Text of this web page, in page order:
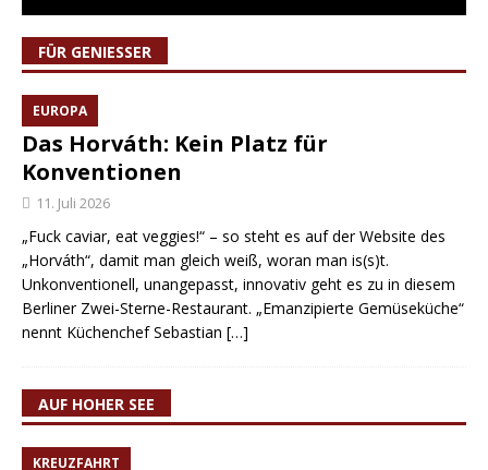
FÜR GENIESSER
EUROPA
Das Horváth: Kein Platz für
Konventionen
11. Juli 2026
„Fuck caviar, eat veggies!“ – so steht es auf der Website des
„Horváth“, damit man gleich weiß, woran man is(s)t.
Unkonventionell, unangepasst, innovativ geht es zu in diesem
Berliner Zwei-Sterne-Restaurant. „Emanzipierte Gemüseküche“
nennt Küchenchef Sebastian […]
AUF HOHER SEE
KREUZFAHRT